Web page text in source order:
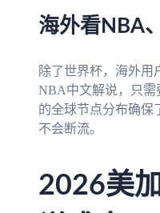
海外看NBA
除了世界杯，海外用
NBA中文解说，只需
的全球节点分布确保
不会断流。
2026美